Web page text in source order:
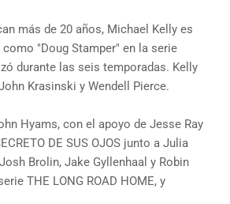
más de 20 años, Michael Kelly es
"Doug Stamper" en la serie
durante las seis temporadas. Kelly
Krasinski y Wendell Pierce.
Hyams, con el apoyo de Jesse Ray
DE SUS OJOS junto a Julia
Brolin, Jake Gyllenhaal y Robin
THE LONG ROAD HOME, y